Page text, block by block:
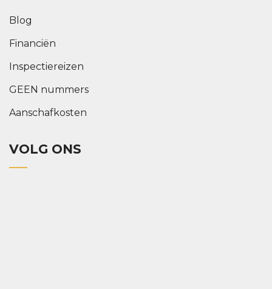
Blog
Financiën
Inspectiereizen
GEEN nummers
Aanschafkosten
VOLG ONS